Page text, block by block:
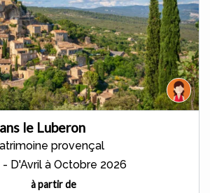
le Luberon
provençal
D'Avril à Octobre 2026
à partir de